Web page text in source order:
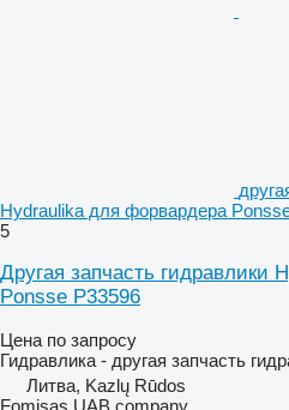
Hydraulika для форвардера
5
Другая запчасть гидравлики
Ponsse P33596
Цена по запросу
Гидравлика - другая запчасть
Литва, Kazlų Rūdos
Fomisas UAB company